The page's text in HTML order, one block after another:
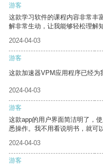
游客
这款学习软件的课程内容非常丰
解非常生动，让我能够轻松理解
2024-04-03
游客
这款加速器VPM应用程序已经为
2024-04-03
游客
这款app的用户界面简洁明了，
悉操作。我不用看说明书，就可
2024-04-03
游客